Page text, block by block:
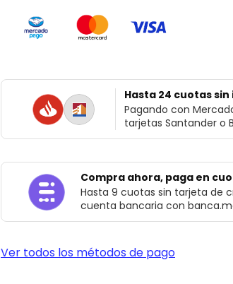
Hasta 24 cuotas
Pagando con
tarjetas Santander o
Compra ahora, paga en
Hasta 9 cuotas sin tarjeta de
cuenta bancaria con
Ver todos los métodos de pago